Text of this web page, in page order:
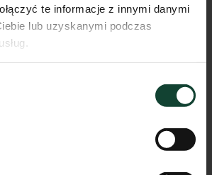
te informacje z innymi danymi
lub uzyskanymi podczas
F.A.33